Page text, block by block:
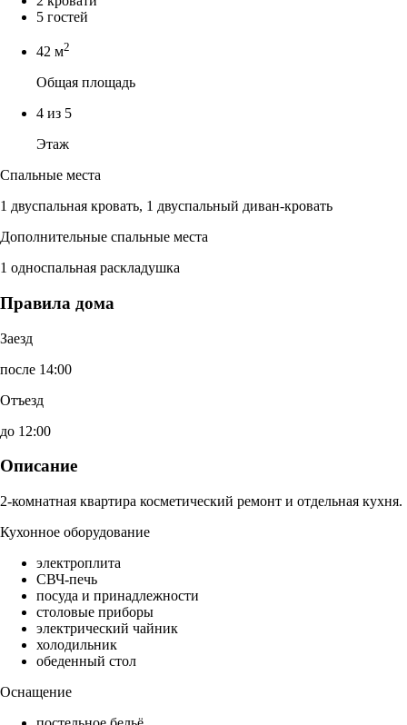
5 гостей
42 м2
Общая площадь
4 из 5
Этаж
Спальные места
1 двуспальная кровать, 1 двуспальный диван-кровать
Дополнительные спальные места
1 односпальная раскладушка
Правила дома
Заезд
после 14:00
Отъезд
до 12:00
Описание
2-комнатная квартира косметический ремонт и отдельная кухня.
Кухонное оборудование
электроплита
СВЧ-печь
посуда и принадлежности
столовые приборы
электрический чайник
холодильник
обеденный стол
Оснащение